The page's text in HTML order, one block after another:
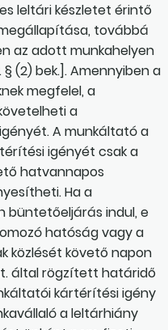
leltári készletet érintő
továbbá
az adott munkahelyen
(2) bek.]. Amennyiben a
megfelel, a
a
A munkáltató a
igényét csak a
hatvannapos
Ha a
büntetőeljárás indul, e
hatóság vagy a
közlését követő napon
által rögzített határidő
kártérítési igény
a leltárhiány